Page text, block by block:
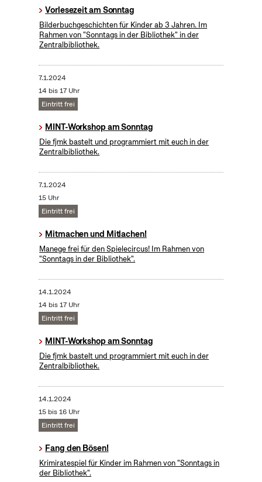
Vorlesezeit am Sonntag
Bilderbuchgeschichten für Kinder ab 3 Jahren. Im
Rahmen von "Sonntags in der Bibliothek" in der
Zentralbibliothek.
7.1.2024
14 bis 17 Uhr
Eintritt frei
MINT-Workshop am Sonntag
Die fjmk bastelt und programmiert mit euch in der
Zentralbibliothek.
7.1.2024
15 Uhr
Eintritt frei
Mitmachen und Mitlachen!
Manege frei für den Spielecircus! Im Rahmen von
"Sonntags in der Bibliothek".
14.1.2024
14 bis 17 Uhr
Eintritt frei
MINT-Workshop am Sonntag
Die fjmk bastelt und programmiert mit euch in der
Zentralbibliothek.
14.1.2024
15 bis 16 Uhr
Eintritt frei
Fang den Bösen!
Krimiratespiel für Kinder im Rahmen von "Sonntags in
der Bibliothek".